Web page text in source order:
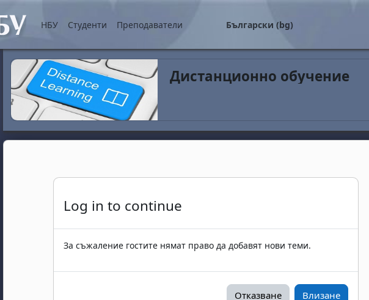
Прескочи на основното съдържание
НБУ Студенти Преподаватели Български ‎(bg)‎
Дистанционно обучение
Log in to continue
За съжаление гостите нямат право да добавят нови теми.
Отказване Влизане